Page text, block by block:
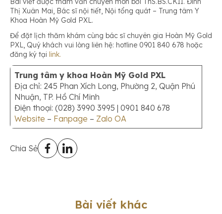
Thị Xuân Mai, Bác sĩ nội tiết, Nội tổng quát – Trung tâm Y
Khoa Hoàn Mỹ Gold PXL.
Để đặt lịch thăm khám cùng bác sĩ chuyên gia Hoàn Mỹ Gold
PXL, Quý khách vui lòng liên hệ: hotline 0901 840 678 hoặc
đăng ký tại link.
Trung tâm y khoa Hoàn Mỹ Gold PXL
Địa chỉ: 245 Phan Xích Long, Phường 2, Quận Phú
Nhuận, TP. Hồ Chí Minh
Điện thoại: (028) 3990 3995 | 0901 840 678
Website – Fanpage – Zalo OA
Chia Sẻ
Bài viết khác